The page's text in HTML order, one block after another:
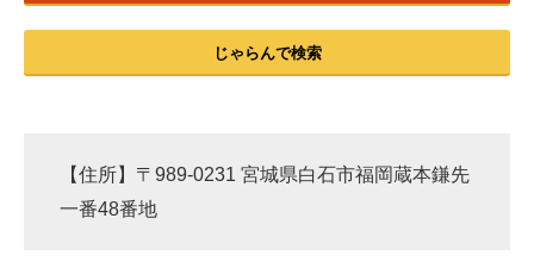
じゃらんで検索
【住所】〒989-0231 宮城県白石市福岡蔵本鎌先
一番48番地